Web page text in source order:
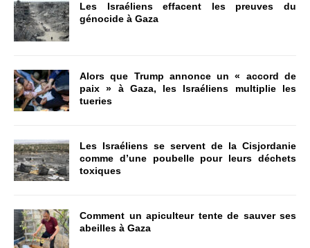
Les Israéliens effacent les preuves du
génocide à Gaza
Alors que Trump annonce un « accord de
paix » à Gaza, les Israéliens multiplie les
tueries
Les Israéliens se servent de la Cisjordanie
comme d’une poubelle pour leurs déchets
toxiques
Comment un apiculteur tente de sauver ses
abeilles à Gaza